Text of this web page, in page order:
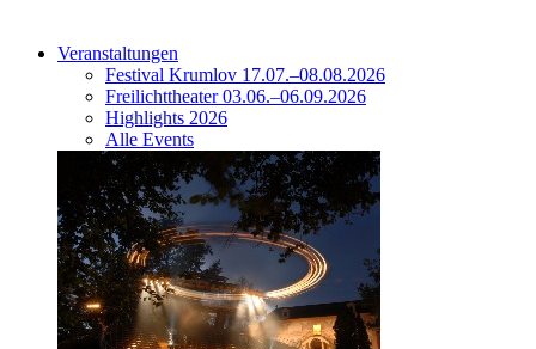
Veranstaltungen
Festival Krumlov 17.07.–08.08.2026
Freilichttheater 03.06.–06.09.2026
Highlights 2026
Alle Events